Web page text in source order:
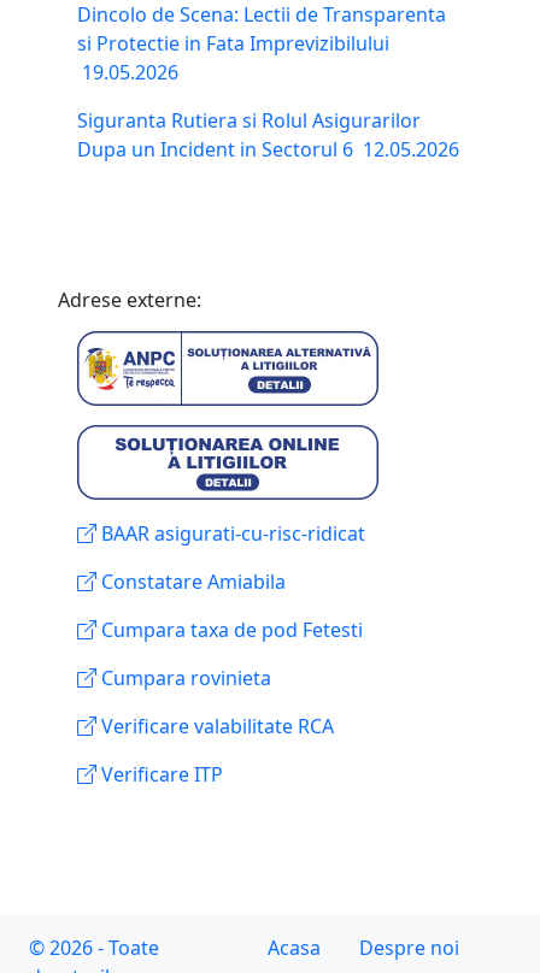
Dincolo de Scena: Lectii de Transparenta
si Protectie in Fata Imprevizibilului
19.05.2026
Siguranta Rutiera si Rolul Asigurarilor
Dupa un Incident in Sectorul 6 12.05.2026
Adrese externe:
BAAR asigurati-cu-risc-ridicat
Constatare Amiabila
Cumpara taxa de pod Fetesti
Cumpara rovinieta
Verificare valabilitate RCA
Verificare ITP
© 2026 - Toate
Acasa Despre noi